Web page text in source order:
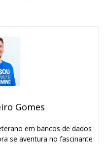
Gomes
em bancos de dados
se aventura no fascinante